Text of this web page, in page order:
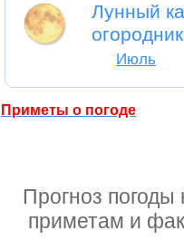
Лунный
Июль
Приметы о погоде
Прогноз
приметам и